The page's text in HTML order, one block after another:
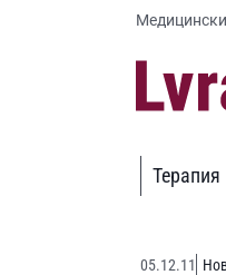
Терапия
05.12.11